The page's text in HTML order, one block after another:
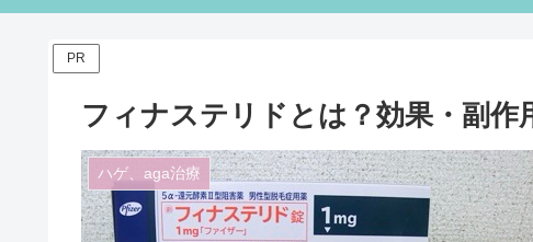
PR
フィナステリドとは？効果・副作
ハゲ、aga治療